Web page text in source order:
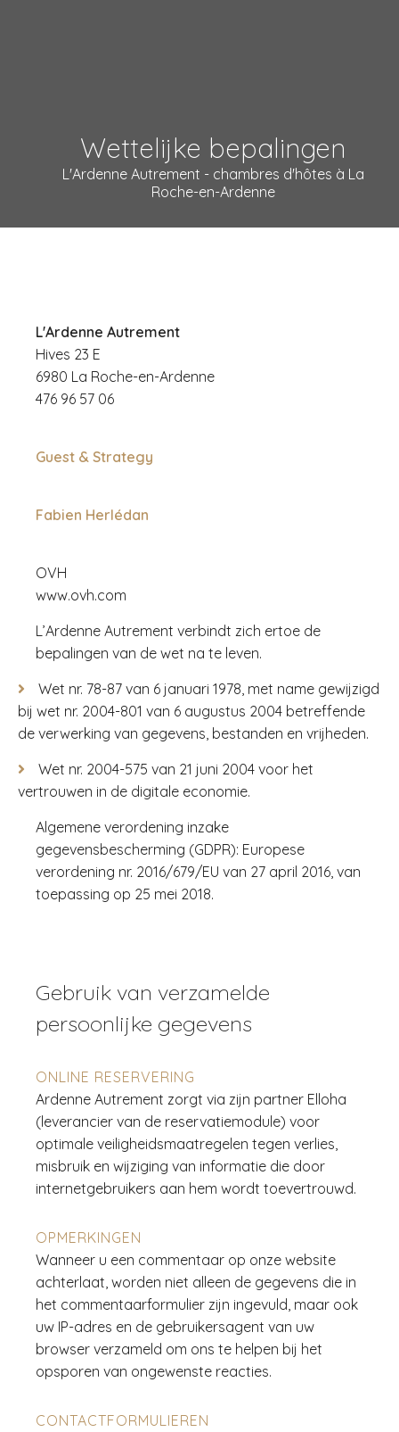
Wettelijke bepalingen
L'Ardenne Autrement - chambres d'hôtes à La
Roche-en-Ardenne
L'Ardenne Autrement
Hives 23 E
6980 La Roche-en-Ardenne
476 96 57 06
Guest & Strategy
Fabien Herlédan
OVH
www.ovh.com
L’Ardenne Autrement verbindt zich ertoe de
bepalingen van de wet na te leven.
Wet nr. 78-87 van 6 januari 1978, met name gewijzigd
bij wet nr. 2004-801 van 6 augustus 2004 betreffende
de verwerking van gegevens, bestanden en vrijheden.
Wet nr. 2004-575 van 21 juni 2004 voor het
vertrouwen in de digitale economie.
Algemene verordening inzake
gegevensbescherming (GDPR): Europese
verordening nr. 2016/679/EU van 27 april 2016, van
toepassing op 25 mei 2018.
Gebruik van verzamelde
persoonlijke gegevens
ONLINE RESERVERING
Ardenne Autrement zorgt via zijn partner Elloha
(leverancier van de reservatiemodule) voor
optimale veiligheidsmaatregelen tegen verlies,
misbruik en wijziging van informatie die door
internetgebruikers aan hem wordt toevertrouwd.
OPMERKINGEN
Wanneer u een commentaar op onze website
achterlaat, worden niet alleen de gegevens die in
het commentaarformulier zijn ingevuld, maar ook
uw IP-adres en de gebruikersagent van uw
browser verzameld om ons te helpen bij het
opsporen van ongewenste reacties.
CONTACTFORMULIEREN